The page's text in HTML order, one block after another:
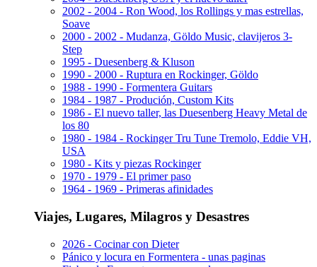
2002 - 2004 - Ron Wood, los Rollings y mas estrellas,
Soave
2000 - 2002 - Mudanza, Göldo Music, clavijeros 3-
Step
1995 - Duesenberg & Kluson
1990 - 2000 - Ruptura en Rockinger, Göldo
1988 - 1990 - Formentera Guitars
1984 - 1987 - Produción, Custom Kits
1986 - El nuevo taller, las Duesenberg Heavy Metal de
los 80
1980 - 1984 - Rockinger Tru Tune Tremolo, Eddie VH,
USA
1980 - Kits y piezas Rockinger
1970 - 1979 - El primer paso
1964 - 1969 - Primeras afinidades
Viajes, Lugares, Milagros y Desastres
2026 - Cocinar con Dieter
Pánico y locura en Formentera - unas paginas